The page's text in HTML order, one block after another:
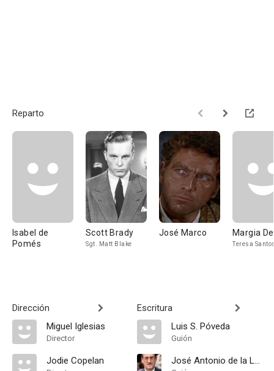
Reparto
Isabel de
Pomés
Scott Brady
Sgt. Matt Blake
José Marco Margia
Teresa
Dirección
Miguel Iglesias
Director
Jodie Copelan
Escritura
Luis S. Póveda
Guión
José Antonio de la Loma